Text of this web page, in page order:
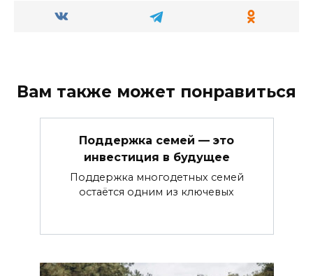
Вам также может понравиться
Поддержка семей — это
инвестиция в будущее
Поддержка многодетных семей
остаётся одним из ключевых